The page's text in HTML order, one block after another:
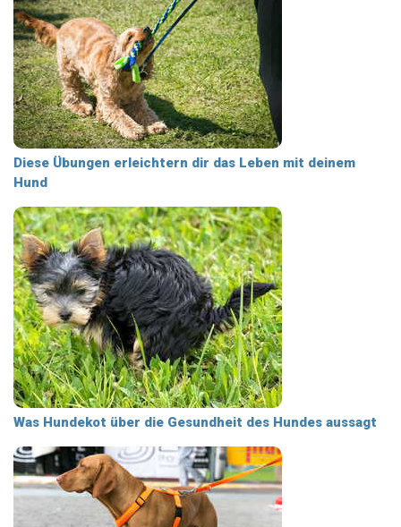
Diese Übungen erleichtern dir das Leben mit deinem
Hund
Was Hundekot über die Gesundheit des Hundes aussagt